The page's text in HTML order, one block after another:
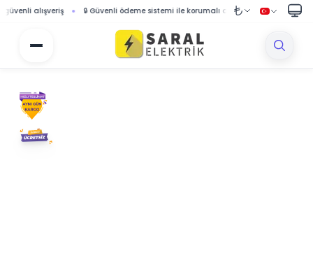
Güvenli ödeme sistemi ile korumalı alışveriş 🚚 1000 TL ve üzeri siparişlerde